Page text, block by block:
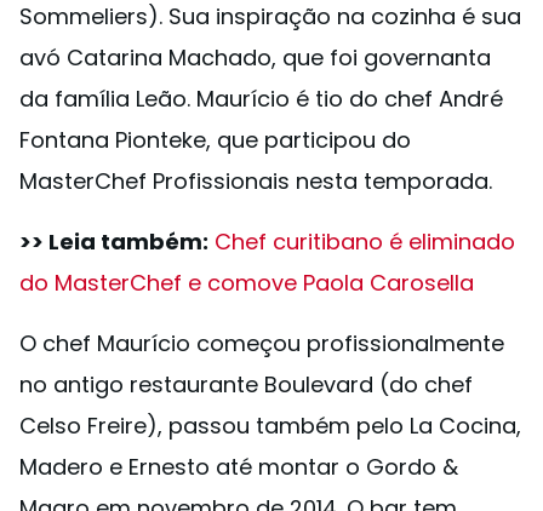
Sommeliers). Sua inspiração na cozinha é sua
avó Catarina Machado, que foi governanta
da família Leão. Maurício é tio do chef André
Fontana Pionteke, que participou do
MasterChef Profissionais nesta temporada.
>> Leia também: Chef curitibano é eliminado
do MasterChef e comove Paola Carosella
O chef Maurício começou profissionalmente
no antigo restaurante Boulevard (do chef
Celso Freire), passou também pelo La Cocina,
Madero e Ernesto até montar o Gordo &